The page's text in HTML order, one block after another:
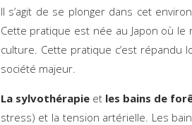
Il s’agit de se plonger dans cet
Cette pratique est née au Japon où
culture. Cette pratique c’est
société majeur.
La sylvothérapieetles bains de
stress) et la tension artérielle. Les